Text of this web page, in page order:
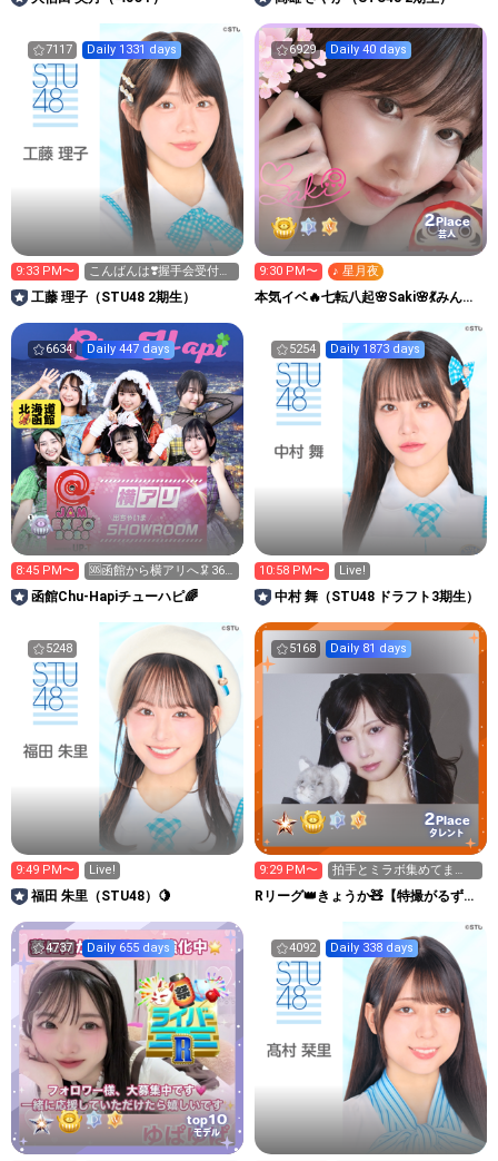
7117 Daily 1331 days
9:33 PM〜
こんばんは❣️握手会受付
中〜
工藤 理子（STU48 2期生）
6929 Daily 40 days
2Place
芸人
9:30 PM〜 ♪ 星月夜
本気イベ🔥七転八起🌸Saki🌸💃みんな
6634 Daily 447 days
8:45 PM〜
🆘函館から横アリへ🦑360
万いきたい‼️
函館Chu-Hapiチューハピ🌈
5254 Daily 1873 days
10:58 PM〜 Live!
中村 舞（STU48 ドラフト3期生）
5248
9:49 PM〜 Live!
福田 朱里（STU48）🍋
5168 Daily 81 days
2Place
タレント
9:29 PM〜
拍手とミラボ集めてま
す！🪩
Rリーグ👑きょうか🧸【特撮がるず】
4737 Daily 655 days
top10
モデル
4092 Daily 338 days